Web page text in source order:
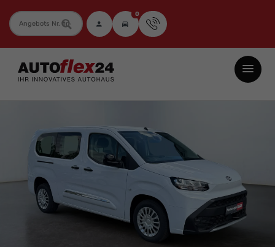
Fahrzeugnummer 0
Autoflex24
GmbH
Neuwagen
Jahreswagen
Gebrauchtwagen